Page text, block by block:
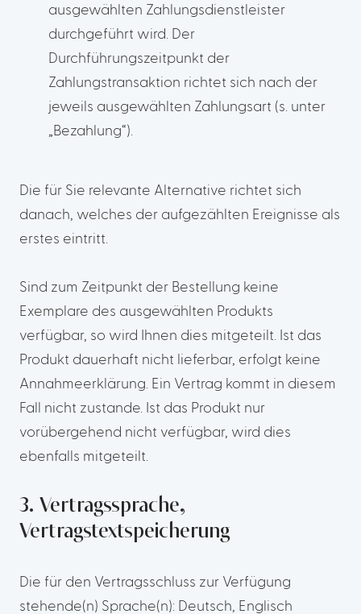
ausgewählten Zahlungsdienstleister
durchgeführt wird. Der
Durchführungszeitpunkt der
Zahlungstransaktion richtet sich nach der
jeweils ausgewählten Zahlungsart (s. unter
„Bezahlung“).
Die für Sie relevante Alternative richtet sich
danach, welches der aufgezählten Ereignisse als
erstes eintritt.
Sind zum Zeitpunkt der Bestellung keine
Exemplare des ausgewählten Produkts
verfügbar, so wird Ihnen dies mitgeteilt. Ist das
Produkt dauerhaft nicht lieferbar, erfolgt keine
Annahmeerklärung. Ein Vertrag kommt in diesem
Fall nicht zustande. Ist das Produkt nur
vorübergehend nicht verfügbar, wird dies
ebenfalls mitgeteilt.
3. Vertragssprache,
Vertragstextspeicherung
Die für den Vertragsschluss zur Verfügung
stehende(n) Sprache(n): Deutsch, Englisch